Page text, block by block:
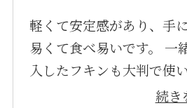
軽くて安定感があり、手
易くて食べ易いです。 一
入したフキンも大判で使
続き